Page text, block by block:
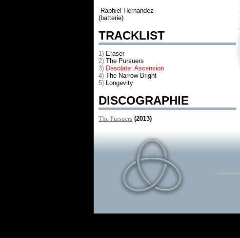
-Raphiel Hernandez
(batterie)
TRACKLIST
1) Eraser
2) The Pursuers
3) Desolate: Ascension
4) The Narrow Bright
5) Longevity
DISCOGRAPHIE
The Pursuers (2013)